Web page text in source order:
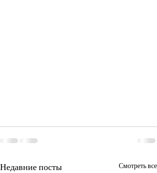
Недавние посты Смотреть все